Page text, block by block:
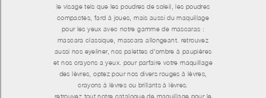
le visage tels que les poudres de soleil, les poudres
compactes, fard à joues, mais aussi du maquillage
pour les yeux avec notre gamme de mascaras :
mascara classique, mascara allongeant. retrouvez
aussi nos eyeliner, nos palettes d'ombre à paupières
et nos crayons a yeux. pour parfaire votre maquillage
des lèvres, optez pour nos divers rouges à lèvres,
crayons à lèvres ou brillants à lèvres.
retrouvez tout notre catalogue de maquillage pour le